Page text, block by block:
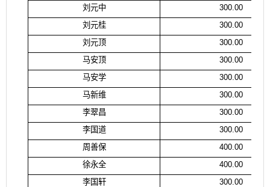
刘元中
300.00
刘元桂
300.00
刘元顶
300.00
马安顶
300.00
马安学
300.00
马新维
300.00
李翠昌
300.00
李国道
300.00
周善保
400.00
徐永全
400.00
李国轩
300.00